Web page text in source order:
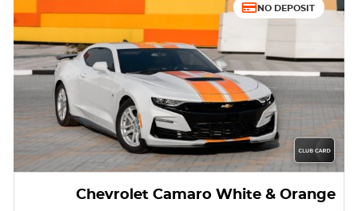
NO DEPOSIT
Chevrolet Camaro White & Orange